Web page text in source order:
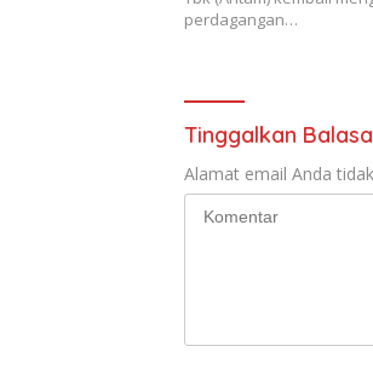
perdagangan…
Tinggalkan
Alamat email Anda